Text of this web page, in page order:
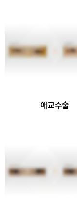
애교수술